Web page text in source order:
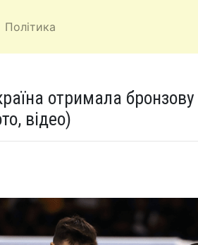
Політика
отримала
відео)